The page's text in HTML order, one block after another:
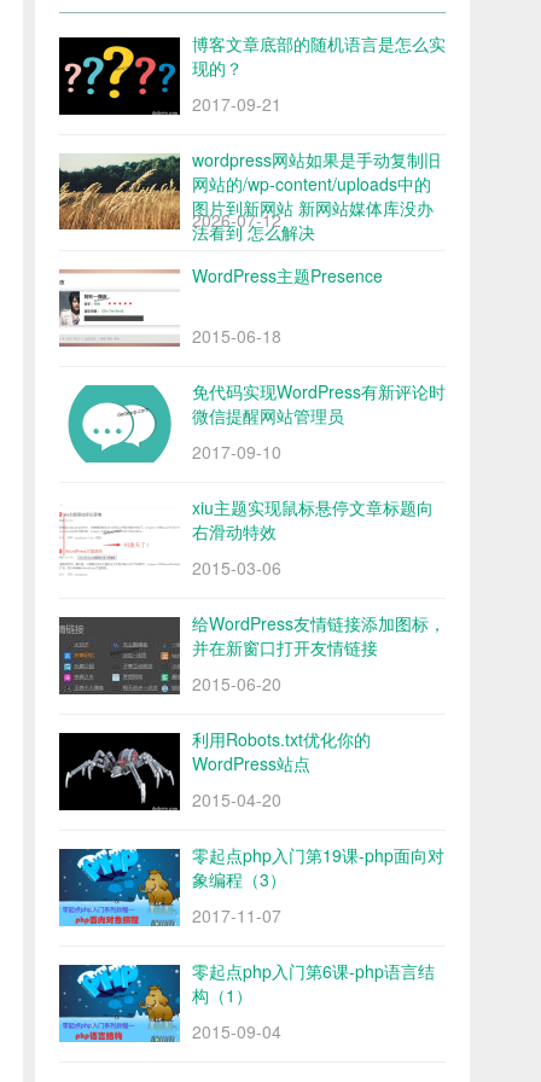
博客文章底部的随机语言是怎么实
现的？
2017-09-21
wordpress网站如果是手动复制旧
网站的/wp-content/uploads中的
图片到新网站 新网站媒体库没办
法看到 怎么解决
2026-07-12
WordPress主题Presence
2015-06-18
免代码实现WordPress有新评论时
微信提醒网站管理员
2017-09-10
xiu主题实现鼠标悬停文章标题向
右滑动特效
2015-03-06
给WordPress友情链接添加图标，
并在新窗口打开友情链接
2015-06-20
利用Robots.txt优化你的
WordPress站点
2015-04-20
零起点php入门第19课-php面向对
象编程（3）
2017-11-07
零起点php入门第6课-php语言结
构（1）
2015-09-04